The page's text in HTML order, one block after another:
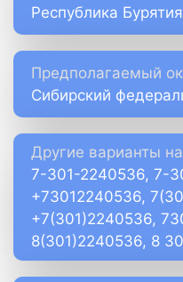
Республика Бурятия
Предполагаемый
Сибирский
Другие варианты
7-301-2240536, 7-
+73012240536,
+7(301)2240536,
8(301)2240536, 8